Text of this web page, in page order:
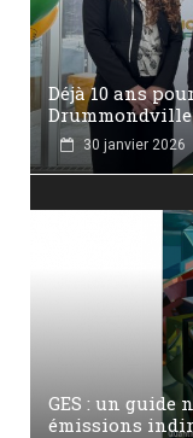
Déjà 10 ans
Drummondville
30 janvier 2026
GES : un guide
émissions